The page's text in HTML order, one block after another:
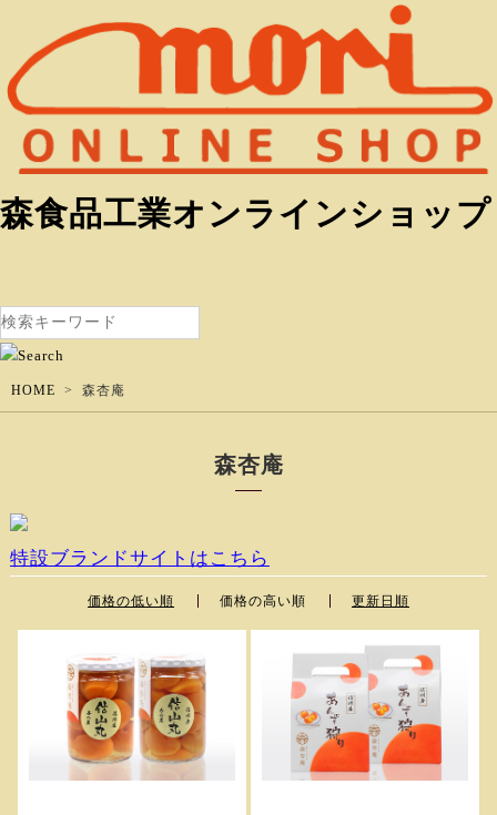
森食品工業オンラインショップ
HOME 森杏庵
森杏庵
特設ブランドサイトはこちら
価格の低い順 価格の高い順 更新日順